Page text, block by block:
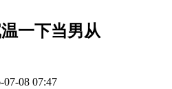
一下当男从
07-08 07:47